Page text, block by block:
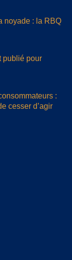
noyade : la RBQ
publié pour
:
cesser d’agir